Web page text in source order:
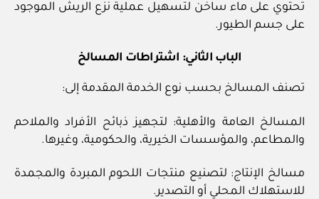
تحتوي على ماء ساخن لتسهيل عملية نزع الريش الموجود
على جسم الطيور.
الباب الثاني: اشتراطات المسالخ
تصنف المسالخ بحسب نوع الخدمة المقدمة إلى:
المسالخ العامة والأهلية: لتجهيز ذبائح الأفراد والملاحم
والمطاعم، والمؤسسات الخيرية، والحكومية، وغيرها.
مسالخ الإنتاج: لتصنيع منتجات اللحوم المبردة والمجمدة
للاستهلاك المحلي أو التصدير.